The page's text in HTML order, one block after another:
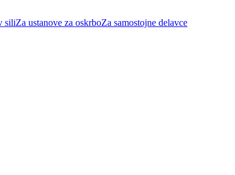
siliZa ustanove za oskrboZa samostojne delavce